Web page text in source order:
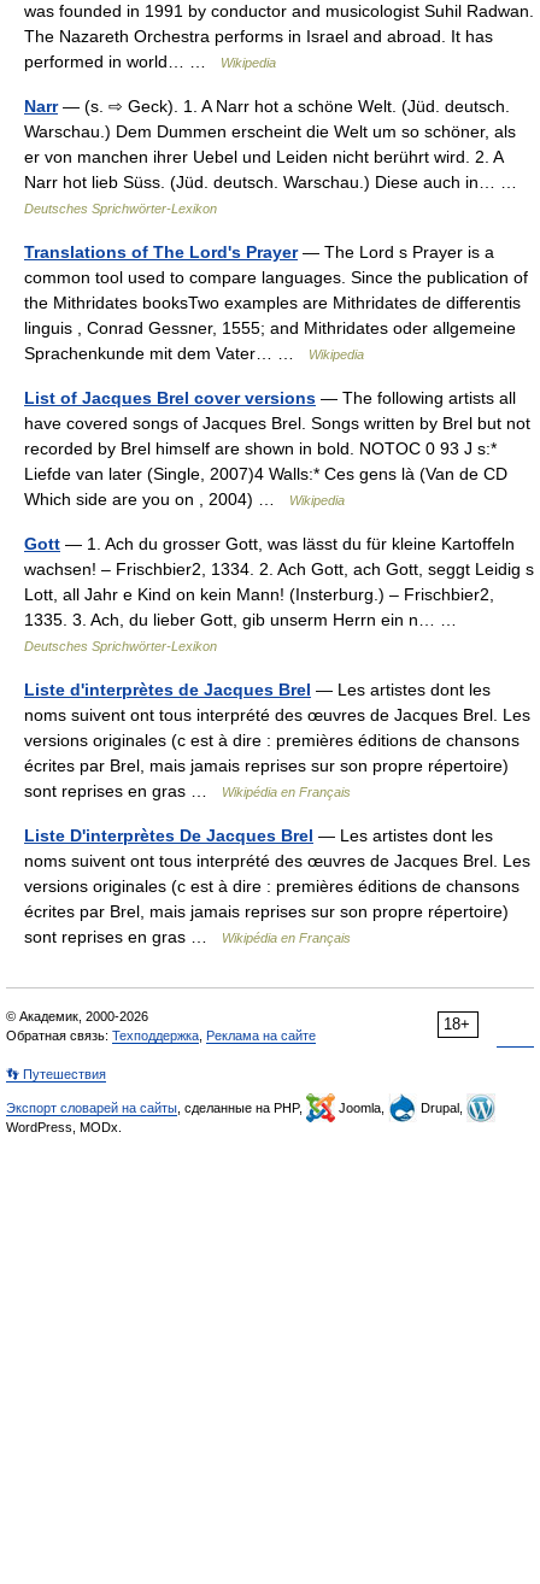
was founded in 1991 by conductor and musicologist Suhil Radwan.
The Nazareth Orchestra performs in Israel and abroad. It has
performed in world… …
Wikipedia
Narr— (s. ⇨ Geck). 1. A Narr hot a schöne Welt. (Jüd. deutsch.
Warschau.) Dem Dummen erscheint die Welt um so schöner, als
er von manchen ihrer Uebel und Leiden nicht berührt wird. 2. A
Narr hot lieb Süss. (Jüd. deutsch. Warschau.) Diese auch in… …
Deutsches Sprichwörter-Lexikon
Translations of The Lord's Prayer— The Lord s Prayer is a
common tool used to compare languages. Since the publication of
the Mithridates booksTwo examples are Mithridates de differentis
linguis , Conrad Gessner, 1555; and Mithridates oder allgemeine
Sprachenkunde mit dem Vater… …
Wikipedia
List of Jacques Brel cover versions — The following artists all
have covered songs of Jacques Brel. Songs written by Brel but not
recorded by Brel himself are shown in bold. NOTOC 0 93 J s:*
Liefde van later (Single, 2007)4 Walls:* Ces gens là (Van de CD
Which side are you on , 2004) …
Wikipedia
Gott — 1. Ach du grosser Gott, was lässt du für kleine Kartoffeln
wachsen! – Frischbier2, 1334. 2. Ach Gott, ach Gott, seggt Leidig s
Lott, all Jahr e Kind on kein Mann! (Insterburg.) – Frischbier2,
1335. 3. Ach, du lieber Gott, gib unserm Herrn ein n… …
Deutsches Sprichwörter-Lexikon
Liste d'interprètes de Jacques Brel — Les artistes dont les
noms suivent ont tous interprété des œuvres de Jacques Brel. Les
versions originales (c est à dire : premières éditions de chansons
écrites par Brel, mais jamais reprises sur son propre répertoire)
sont reprises en gras …
Wikipédia en Français
Liste D'interprètes De Jacques Brel — Les artistes dont les
noms suivent ont tous interprété des œuvres de Jacques Brel. Les
versions originales (c est à dire : premières éditions de chansons
écrites par Brel, mais jamais reprises sur son propre répertoire)
sont reprises en gras …
Wikipédia en Français
18+
© Академик, 2000-2026
Обратная связь: Техподдержка Реклама на сайте
👣 Путешествия
Экспорт словарей на сайты , сделанные на PHP, Joomla,
Drupal,
WordPress, MODx.